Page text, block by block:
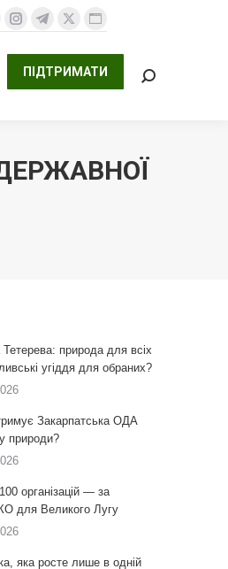
Instagram
сторінка
відкривається
Telegram
сторінка
відкривається
X
сторінка
відкривається
Website
сторінка
відкривається
ПІДТРИМАТИ Search:
природа для всіх
угіддя для обраних?
Закарпатська ОДА
природи?
організацій — за
для Великого Лугу
яка росте лише в одній
ПІДТРИМАТИ